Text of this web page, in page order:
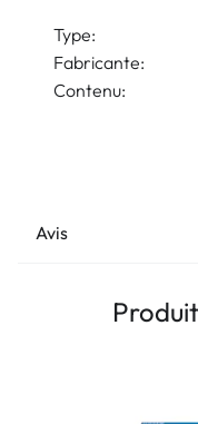
Type:
Fabricante:
Contenu:
Avis